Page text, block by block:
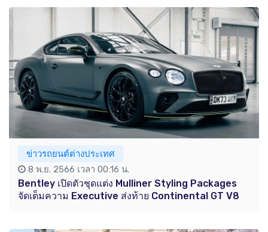
ข่าวรถยนต์ต่างประเทศ
8 พ.ย. 2566 เวลา 00:16 น.
Bentley เปิดตัวชุดแต่ง Mulliner Styling Packages
จัดเต็มความ Executive ส่งท้าย Continental GT V8